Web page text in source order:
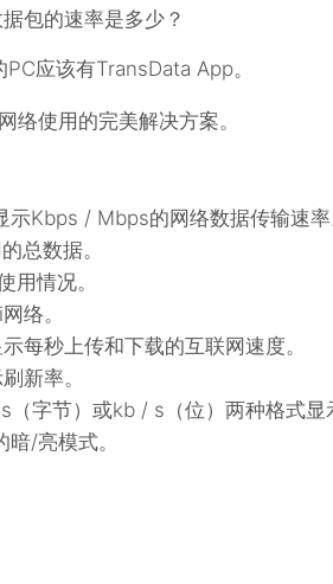
包的速率是多少？
应该有TransData App。
络使用的完美解决方案。
Kbps / Mbps的网络数据传输速率
总数据。
用情况。
络。
每秒上传和下载的互联网速度。
新率。
字节）或kb / s（位）两种格式显
/亮模式。